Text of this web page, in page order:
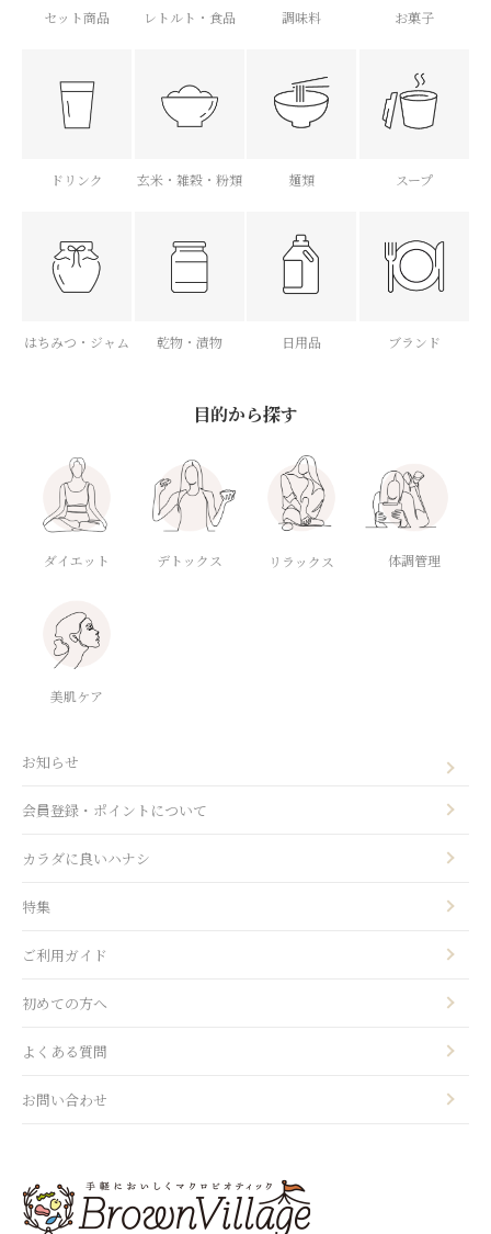
セット商品 レトルト・食品 調味料 お菓子
ドリンク 玄米・雑穀・粉類 麺類 スープ
はちみつ・ジャム 乾物・漬物 日用品 ブランド
目的から探す
ダイエット デトックス リラックス 体調管理
美肌ケア
お知らせ
会員登録・ポイントについて
カラダに良いハナシ
特集
ご利用ガイド
初めての方へ
よくある質問
お問い合わせ